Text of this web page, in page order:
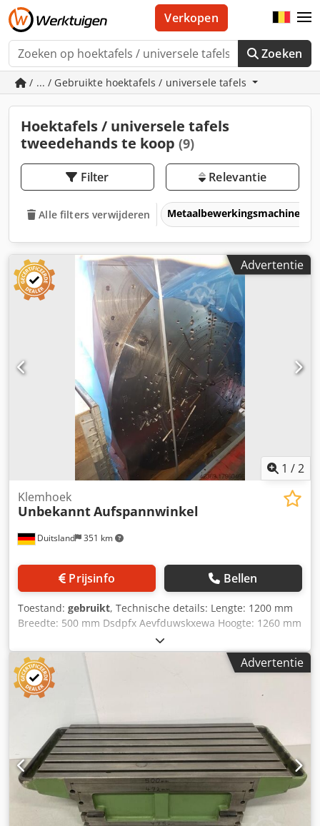
Zoeken
Verkopen
/ ... / Gebruikte hoektafels / universele tafels
Hoektafels / universele tafels
tweedehands te koop (9)
Filter Relevantie
Alle filters verwijderen Metaalbewerkingsmachines
Advertentie
1 /2
Duitsland 351 km
Klemhoek
UnbekanntAufspannwinkel
Prijsinfo Bellen
Toestand: gebruikt, Technische details: Lengte: 1200 mm
Breedte: 500 mm Dsdpfx Aevfduwskxewa Hoogte: 1260 mm
Advertentie